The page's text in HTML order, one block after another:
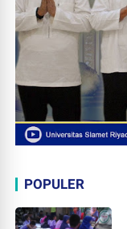
POPULER